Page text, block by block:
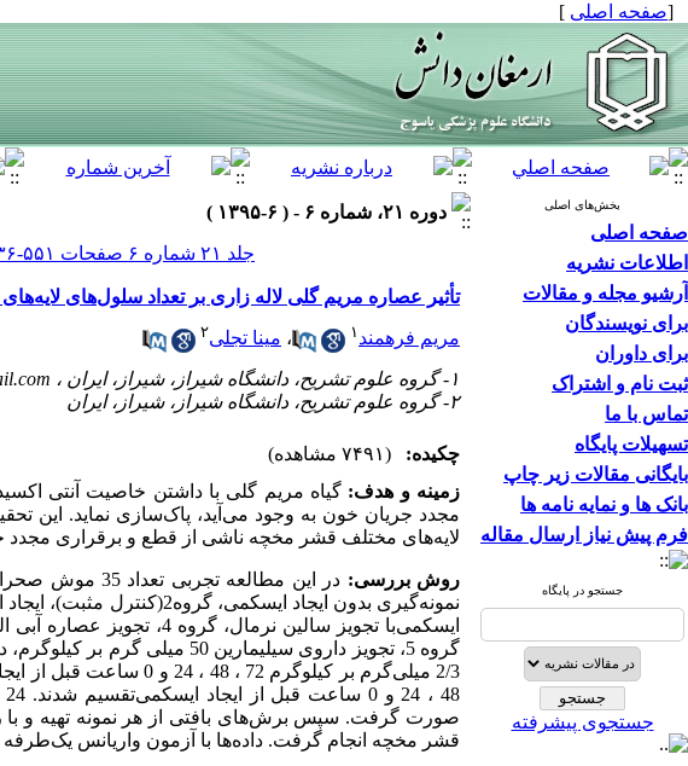
[صفحه اصلی ]
بخش‌های اصلی
صفحه اصلی
اطلاعات نشریه
آرشیو مجله و مقالات
برای نویسندگان
برای داوران
ثبت نام و اشتراک
تماس با ما
تسهیلات پایگاه
بایگانی مقالات زیر چاپ
بانک ها و نمایه نامه ها
فرم پیش نیاز ارسال مقاله
جستجو در پایگاه
جستجوی پیشرفته
دوره ۲۱، شماره ۶ - ( ۶-۱۳۹۵ )
جلد ۲۱ شماره ۶ صفحات ۵۵۱-۵۳۶
تأثیر عصاره مریم گلی لاله زاری بر تعداد سلول‌های
مریم فرهمند ۱ ، مینا تجلی۲
۱- ﮔﺮﻭﻩ علوم تشریح، ﺩﺍﻧﺸﮕﺎﻩ ﺷﻴﺮﺍﺯ، ﺷﻴﺮﺍﺯ، ﺍﻳﺮﺍﻥ ،
۲- ﮔﺮﻭﻩ علوم تشریح، ﺩﺍﻧﺸﮕﺎﻩ ﺷﻴﺮﺍﺯ، ﺷﻴﺮﺍﺯ، ﺍﻳﺮﺍﻥ
چکیده:
(۷۴۹۱ مشاهده)
زمینه و هدف: گیاه مریم گلی با داشتن خاصیت آنتی
مجدد جریان خون به وجود می‌آید، پاک‌سازی نماید. این
لایه‌های مختلف قشر مخچه ناشی از قطع و برقراری مجدد
روش بررسی:
صورت گرفت. سپس برش‌های بافتی از هر نمونه تهیه و با
قشر مخچه انجام گرفت. داده‌ها با آزمون واریانس